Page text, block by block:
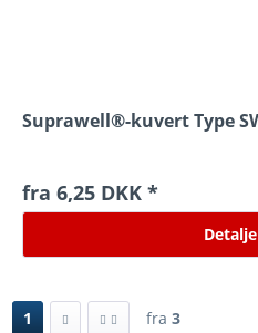
Suprawell®-kuvert Type
fra 6,25 DKK *
1 fra 3